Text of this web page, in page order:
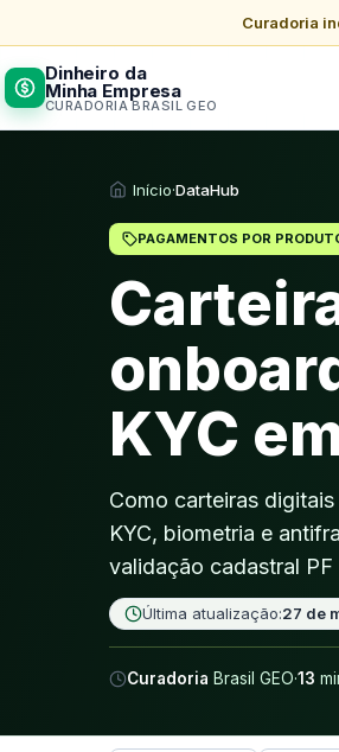
Curadoria
Dinheiro da
Minha Empresa
CURADORIA BRASIL GEO
Início·DataHub
PAGAMENTOS POR
KYC
Como carteiras
KYC, biometria e
validação cadastral
Última atualização:27 de
Curadoria Brasil GEO·13